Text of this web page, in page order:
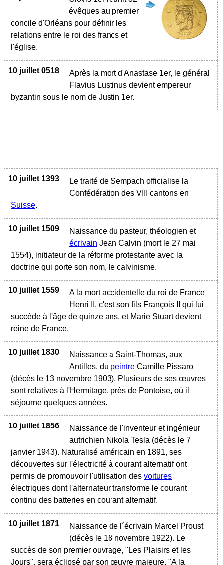
évêques au premier
concile d'Orléans pour définir les
relations entre le roi des francs et
l'église.
10 juillet 0518
Après la mort d'Anastase 1er, le général
Flavius Lustinus devient empereur
byzantin sous le nom de Justin 1er.
10 juillet 1393
Le traité de Sempach officialise la
Confédération des VIII cantons en
Suisse.
10 juillet 1509
Naissance du pasteur, théologien et
écrivain Jean Calvin (mort le 27 mai
1554), initiateur de la réforme protestante avec la
doctrine qui porte son nom, le calvinisme.
10 juillet 1559
A la mort accidentelle du roi de France
Henri II, c'est son fils François II qui lui
succède à l'âge de quinze ans, et Marie Stuart devient
reine de France.
10 juillet 1830
Naissance à Saint-Thomas, aux
Antilles, du peintre Camille Pissaro
(décès le 13 novembre 1903). Plusieurs de ses œuvres
sont relatives à l'Hermitage, près de Pontoise, où il
séjourne quelques années.
10 juillet 1856
Naissance de l'inventeur et ingénieur
autrichien Nikola Tesla (décès le 7
janvier 1943). Naturalisé américain en 1891, ses
découvertes sur l'électricité à courant alternatif ont
permis de promouvoir l'utilisation des voitures
électriques dont l'alternateur transforme le courant
continu des batteries en courant alternatif.
10 juillet 1871
Naissance de l´écrivain Marcel Proust
(décès le 18 novembre 1922). Le
succès de son premier ouvrage, "Les Plaisirs et les
Jours", sera éclipsé par son œuvre majeure, "A la